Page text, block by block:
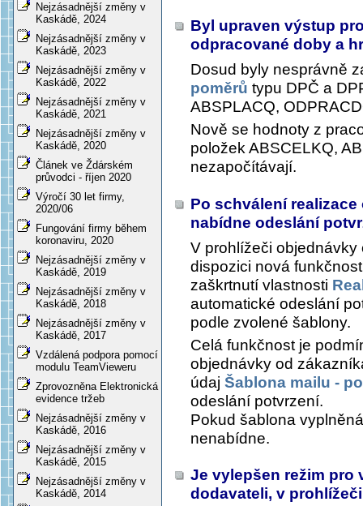
Nejzásadnější změny v
Kaskádě, 2024
Nejzásadnější změny v
Kaskádě, 2023
Nejzásadnější změny v
Kaskádě, 2022
Nejzásadnější změny v
Kaskádě, 2021
Nejzásadnější změny v
Kaskádě, 2020
Článek ve Ždárském
průvodci - říjen 2020
Výročí 30 let firmy,
2020/06
Fungování firmy během
koronaviru, 2020
Nejzásadnější změny v
Kaskádě, 2019
Nejzásadnější změny v
Kaskádě, 2018
Nejzásadnější změny v
Kaskádě, 2017
Vzdálená podpora pomocí
modulu TeamVieweru
Zprovozněna Elektronická
evidence tržeb
Nejzásadnější změny v
Kaskádě, 2016
Nejzásadnější změny v
Kaskádě, 2015
Nejzásadnější změny v
Kaskádě, 2014
Byl upraven výstup
odpracované doby a
Dosud byly nesprávně
poměrů typu DPČ a
ABSPLACQ,
Nově se hodnoty z
položek ABSCELKQ,
nezapočítávají.
Po schválení
nabídne odeslání
V prohlížeči objednávky
dispozici nová
zaškrtnutí vlastnosti
automatické odeslání
podle zvolené šablony.
Celá funkčnost je
objednávky od
údaj Šablona mailu -
odeslání potvrzení.
Pokud šablona
nenabídne.
Je vylepšen režim pro
dodavateli, v